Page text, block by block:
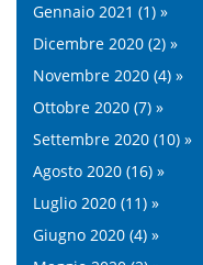
Gennaio 2021 (1) »
Dicembre 2020 (2) »
Novembre 2020 (4) »
Ottobre 2020 (7) »
Settembre 2020 (10) »
Agosto 2020 (16) »
Luglio 2020 (11) »
Giugno 2020 (4) »